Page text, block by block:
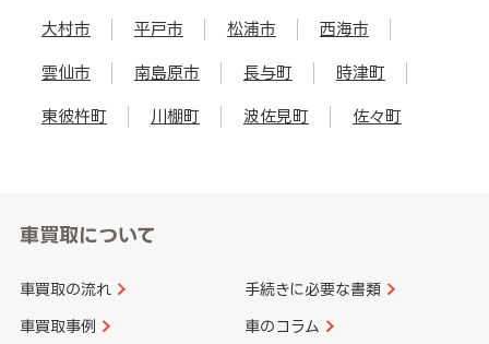
大村市 平戸市 松浦市 西海市
雲仙市 南島原市 長与町 時津町
東彼杵町 川棚町 波佐見町 佐々町
車買取について
車買取の流れ 手続きに必要な書類
車買取事例 車のコラム